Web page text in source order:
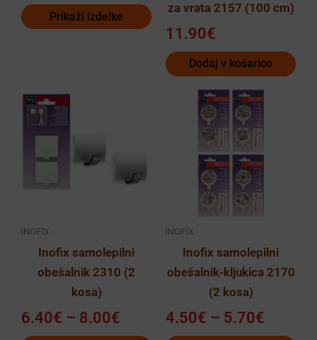
Prikaži izdelke
za vrata 2157 (100 cm)
11.90€
Dodaj v košarico
INOFIX
Inofix samolepilni
obešalnik 2310 (2
kosa)
6.40€ – 8.00€
do
Ta
izdelek
ima
več
izberete
strani
INOFIX
Inofix samolepilni
obešalnik-kljukica 2170
(2 kosa)
4.50€ – 5.70€
izdelek
različic.
Možnosti
izberete
strani